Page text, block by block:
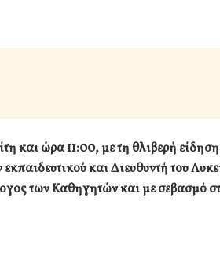
και ώρα 11:00, με τη θλιβερή
και Διευθυντή του
των Καθηγητών και με σεβασμό